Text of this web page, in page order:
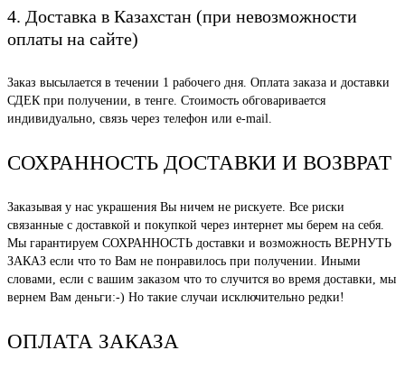
4. Доставка в Казахстан (при невозможности
оплаты на сайте)
Заказ высылается в течении 1 рабочего дня. Оплата заказа и доставки
СДЕК при получении, в тенге. Стоимость обговаривается
индивидуально, связь через телефон или e-mail.
СОХРАННОСТЬ ДОСТАВКИ И ВОЗВРАТ
Заказывая у нас украшения Вы ничем не рискуете. Все риски
связанные с доставкой и покупкой через интернет мы берем на себя.
Мы гарантируем СОХРАННОСТЬ доставки и возможность ВЕРНУТЬ
ЗАКАЗ если что то Вам не понравилось при получении. Иными
словами, если с вашим заказом что то случится во время доставки, мы
вернем Вам деньги:-) Но такие случаи исключительно редки!
ОПЛАТА ЗАКАЗА